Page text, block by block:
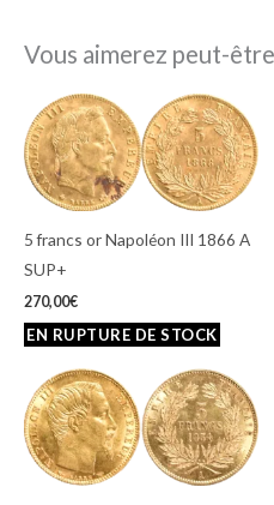
Vous aimerez peut-
5 francs or Napoléon III 1866 A
SUP+
270,00€